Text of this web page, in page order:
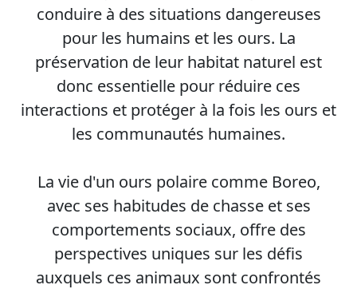
conduire à des situations dangereuses
pour les humains et les ours. La
préservation de leur habitat naturel est
donc essentielle pour réduire ces
interactions et protéger à la fois les ours et
les communautés humaines.
La vie d'un ours polaire comme Boreo,
avec ses habitudes de chasse et ses
comportements sociaux, offre des
perspectives uniques sur les défis
auxquels ces animaux sont confrontés